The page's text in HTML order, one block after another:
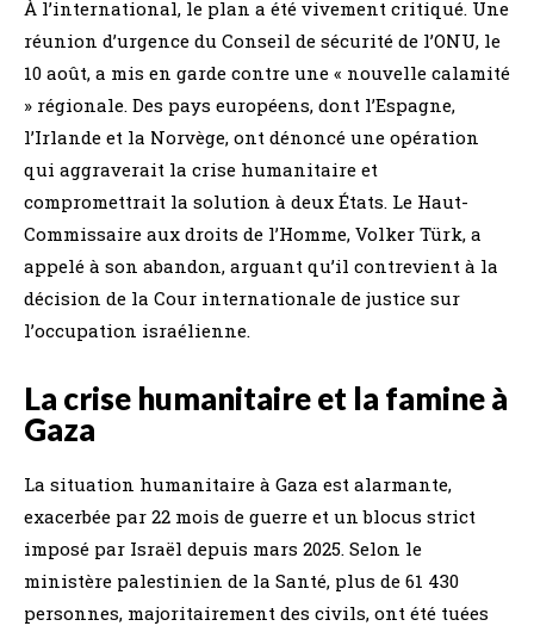
À l’international, le plan a été vivement critiqué. Une
réunion d’urgence du Conseil de sécurité de l’ONU, le
10 août, a mis en garde contre une « nouvelle calamité
» régionale. Des pays européens, dont l’Espagne,
l’Irlande et la Norvège, ont dénoncé une opération
qui aggraverait la crise humanitaire et
compromettrait la solution à deux États. Le Haut-
Commissaire aux droits de l’Homme, Volker Türk, a
appelé à son abandon, arguant qu’il contrevient à la
décision de la Cour internationale de justice sur
l’occupation israélienne.
La crise humanitaire et la famine à
Gaza
La situation humanitaire à Gaza est alarmante,
exacerbée par 22 mois de guerre et un blocus strict
imposé par Israël depuis mars 2025. Selon le
ministère palestinien de la Santé, plus de 61 430
personnes, majoritairement des civils, ont été tuées